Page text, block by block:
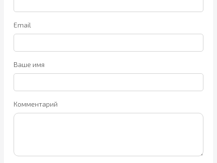
Email
Ваше имя
Комментарий